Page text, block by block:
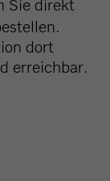
Sie direkt
dort
erreichbar.